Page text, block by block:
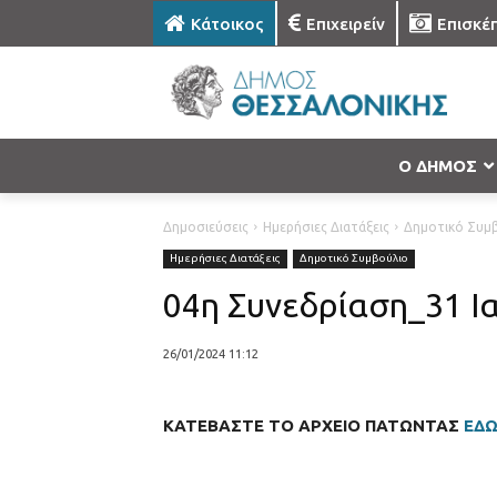
Κάτοικος Επιχειρείν
Ο ΔΗΜΟΣ
Δημοσιεύσεις Ημερήσιες Διατάξεις Δημοτικό
Ημερήσιες Διατάξεις Δημοτικό Συμβούλιο
04η Συνεδρίαση_31
26/01/2024 11:12
ΚΑΤΕΒΑΣΤΕ ΤΟ ΑΡΧΕΙΟ ΠΑΤΩΝΤΑΣ ΕΔΩ